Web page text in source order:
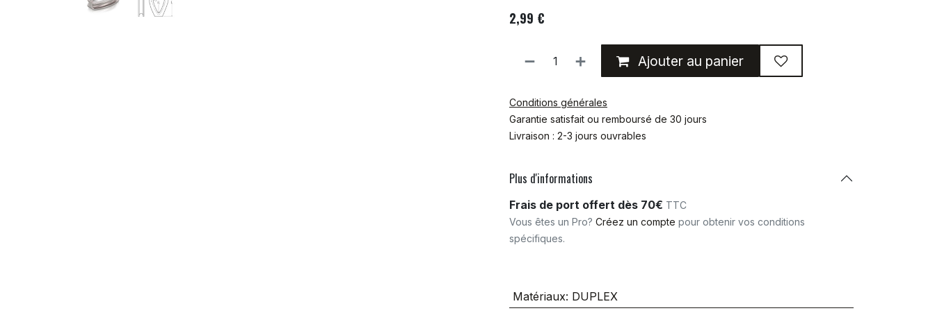
2,99 €
Ajouter au panier
Conditions générales
Garantie satisfait ou remboursé de 30 jours
Livraison : 2-3 jours ouvrables
Plus d'informations
Frais de port offert dès 70€ TTC
Vous êtes un Pro? Créez un compte pour obtenir vos conditions
spécifiques.
Matériaux: DUPLEX